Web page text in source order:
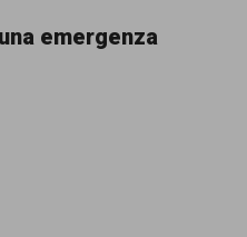
emergenza